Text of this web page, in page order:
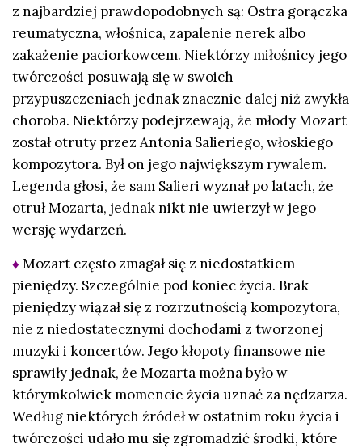
z najbardziej prawdopodobnych są: Ostra gorączka
reumatyczna, włośnica, zapalenie nerek albo
zakażenie paciorkowcem. Niektórzy miłośnicy jego
twórczości posuwają się w swoich
przypuszczeniach jednak znacznie dalej niż zwykła
choroba. Niektórzy podejrzewają, że młody Mozart
został otruty przez Antonia Salieriego, włoskiego
kompozytora. Był on jego największym rywalem.
Legenda głosi, że sam Salieri wyznał po latach, że
otruł Mozarta, jednak nikt nie uwierzył w jego
wersję wydarzeń.
♦ Mozart często zmagał się z niedostatkiem
pieniędzy. Szczególnie pod koniec życia. Brak
pieniędzy wiązał się z rozrzutnością kompozytora,
nie z niedostatecznymi dochodami z tworzonej
muzyki i koncertów. Jego kłopoty finansowe nie
sprawiły jednak, że Mozarta można było w
którymkolwiek momencie życia uznać za nędzarza.
Według niektórych źródeł w ostatnim roku życia i
twórczości udało mu się zgromadzić środki, które